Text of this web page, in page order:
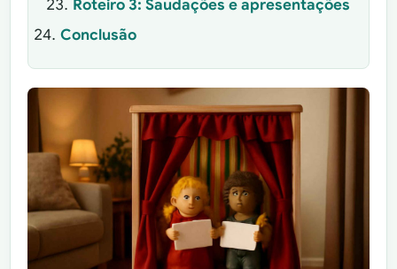
Roteiro 3: Saudações e apresentações
Conclusão